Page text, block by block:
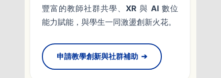
豐富的教師社群共學、 XR 與 AI 數位
能力賦能，與學生一同激盪創新火花。
申請教學創新與社群補助 ➔